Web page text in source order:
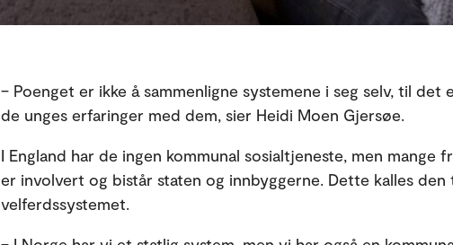
– Poenget er ikke å sammenligne systemene i seg selv, til det
de unges erfaringer med dem, sier Heidi Moen Gjersøe.
I England har de ingen kommunal sosialtjeneste, men mange
er involvert og bistår staten og innbyggerne. Dette kalles
velferdssystemet.